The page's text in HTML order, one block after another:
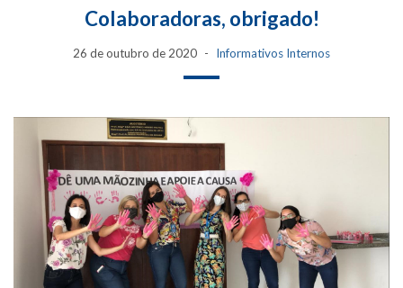
Colaboradoras, obrigado!
26 de outubro de 2020 Informativos Internos